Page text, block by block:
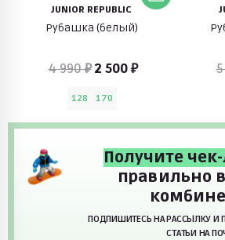
JUNIOR REPUBLIC
Рубашка (белый)
4 990 ₽ 2 500 ₽
128 170
Получите
правильно
ПОДПИШИТЕСЬ НА РАССЫЛКУ И
СТАТЬИ НА